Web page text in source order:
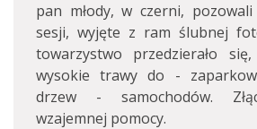
pan młody, w czerni,
sesji, wyjęte z ram ślubnej
towarzystwo przedzierało
wysokie trawy do -
drzew - samochodów.
wzajemnej pomocy.